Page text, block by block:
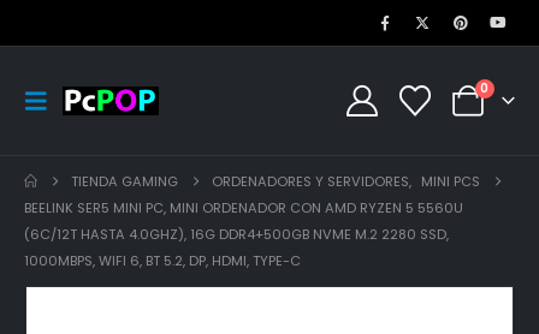
0
TIENDA GAMING ORDENADORES Y SERVIDORES, MINI PCS
BEELINK SER5 MINI PC, MINI ORDENADOR CON AMD RYZEN 5 5560U
(6C/12T HASTA 4.0GHZ), 16G DDR4+500GB NVME M.2 2280 SSD,
1000MBPS, WIFI 6, BT 5.2, DP, HDMI, TYPE-C